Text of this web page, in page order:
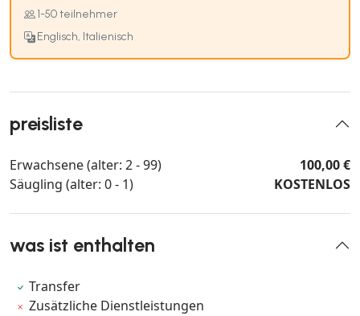
1-50 teilnehmer
Englisch, Italienisch
preisliste
Erwachsene (alter: 2 - 99)
100,00 €
Säugling (alter: 0 - 1)
KOSTENLOS
was ist enthalten
Transfer
Zusätzliche Dienstleistungen